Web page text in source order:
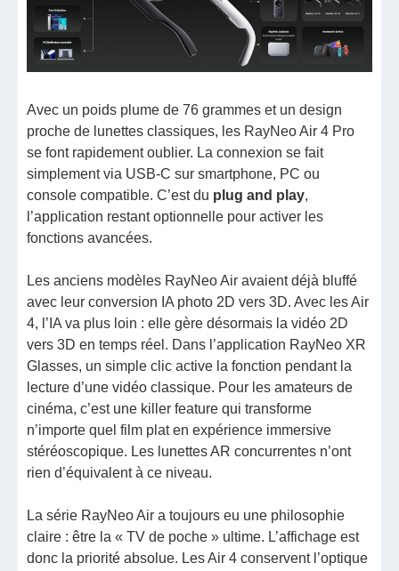
Avec un poids plume de 76 grammes et un design
proche de lunettes classiques, les RayNeo Air 4 Pro
se font rapidement oublier. La connexion se fait
simplement via USB-C sur smartphone, PC ou
console compatible. C’est du plug and play,
l’application restant optionnelle pour activer les
fonctions avancées.
Les anciens modèles RayNeo Air avaient déjà bluffé
avec leur conversion IA photo 2D vers 3D. Avec les Air
4, l’IA va plus loin : elle gère désormais la vidéo 2D
vers 3D en temps réel. Dans l’application RayNeo XR
Glasses, un simple clic active la fonction pendant la
lecture d’une vidéo classique. Pour les amateurs de
cinéma, c’est une killer feature qui transforme
n’importe quel film plat en expérience immersive
stéréoscopique. Les lunettes AR concurrentes n’ont
rien d’équivalent à ce niveau.
La série RayNeo Air a toujours eu une philosophie
claire : être la « TV de poche » ultime. L’affichage est
donc la priorité absolue. Les Air 4 conservent l’optique